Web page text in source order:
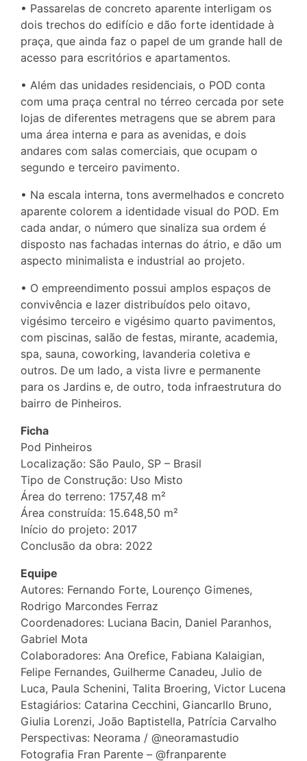
• Passarelas de concreto aparente interligam os
dois trechos do edifício e dão forte identidade à
praça, que ainda faz o papel de um grande hall de
acesso para escritórios e apartamentos.
• Além das unidades residenciais, o POD conta
com uma praça central no térreo cercada por sete
lojas de diferentes metragens que se abrem para
uma área interna e para as avenidas, e dois
andares com salas comerciais, que ocupam o
segundo e terceiro pavimento.
• Na escala interna, tons avermelhados e concreto
aparente colorem a identidade visual do POD. Em
cada andar, o número que sinaliza sua ordem é
disposto nas fachadas internas do átrio, e dão um
aspecto minimalista e industrial ao projeto.
• O empreendimento possui amplos espaços de
convivência e lazer distribuídos pelo oitavo,
vigésimo terceiro e vigésimo quarto pavimentos,
com piscinas, salão de festas, mirante, academia,
spa, sauna, coworking, lavanderia coletiva e
outros. De um lado, a vista livre e permanente
para os Jardins e, de outro, toda infraestrutura do
bairro de Pinheiros.
Ficha
Pod Pinheiros
Localização: São Paulo, SP – Brasil
Tipo de Construção: Uso Misto
Área do terreno: 1757,48 m²
Área construída: 15.648,50 m²
Início do projeto: 2017
Conclusão da obra: 2022
Equipe
Autores: Fernando Forte, Lourenço Gimenes,
Rodrigo Marcondes Ferraz
Coordenadores: Luciana Bacin, Daniel Paranhos,
Gabriel Mota
Colaboradores: Ana Orefice, Fabiana Kalaigian,
Felipe Fernandes, Guilherme Canadeu, Julio de
Luca, Paula Schenini, Talita Broering, Victor Lucena
Estagiários: Catarina Cecchini, Giancarllo Bruno,
Giulia Lorenzi, João Baptistella, Patrícia Carvalho
Perspectivas: Neorama / @neoramastudio
Fotografia Fran Parente – @franparente